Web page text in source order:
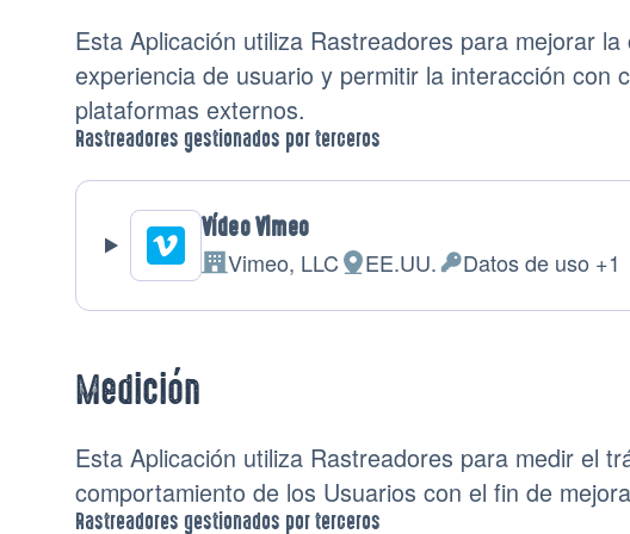
Esta Aplicación utiliza Rastreadores para mejorar la
experiencia de usuario y permitir la interacción con
plataformas externos.
Rastreadores gestionados por terceros
Vídeo Vimeo
Empresa:
Vimeo, LLCLugar de tratamiento:
EE.UU.Datos Personales
Datos de uso +1
Medición
Esta Aplicación utiliza Rastreadores para medir el
comportamiento de los Usuarios con el fin de
Rastreadores gestionados por terceros